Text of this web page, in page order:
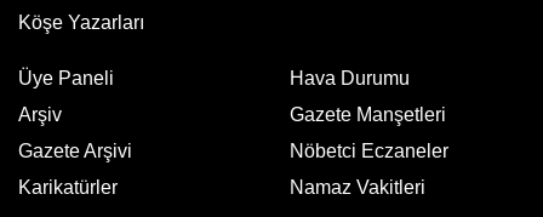
Köşe Yazarları
Üye Paneli
Arşiv
Gazete Arşivi
Karikatürler
Hava Durumu
Gazete Manşetleri
Nöbetci Eczaneler
Namaz Vakitleri